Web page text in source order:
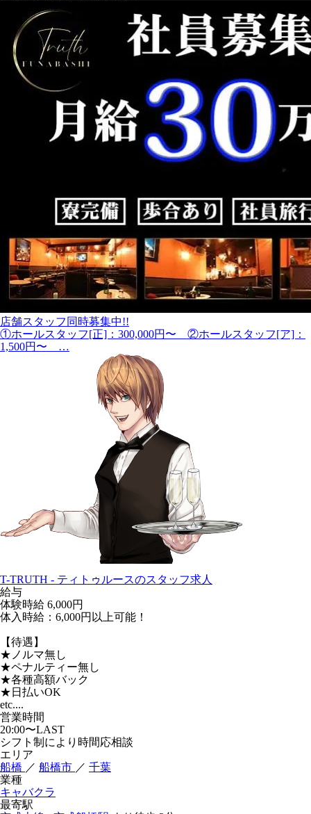
店舗スタッフ同時募集中!!
①ホールスタッフ[正]：300,000円〜 ②ホールスタッフ[ア]：
1,500円〜 …
T-TRUTH - ティトゥルースのスタッフ求人
給与
体験時給 6,000円
体入時給：6,000円以上可能！
【待遇】
★ノルマ無し
★ペナルティー無し
★各種高額バック
★日払いOK
etc....
営業時間
20:00〜LAST
シフト制により時間応相談
エリア
船橋 ／ 船橋市 ／ 千葉
業種
キャバクラ
最寄駅